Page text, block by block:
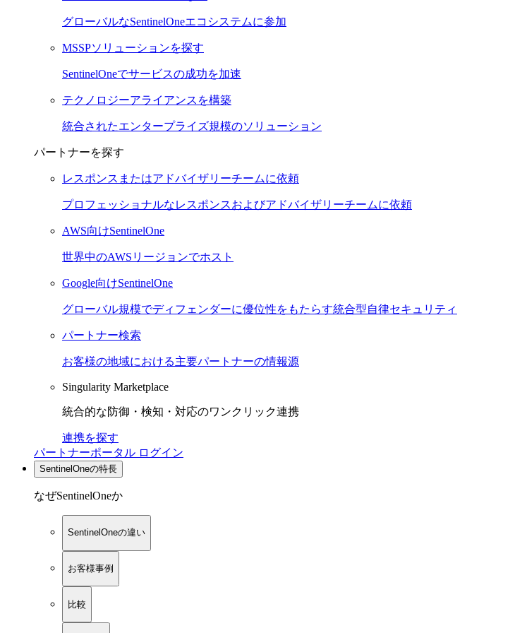
グローバルなSentinelOneエコシステムに参加
MSSPソリューションを探す
SentinelOneでサービスの成功を加速
テクノロジーアライアンスを構築
統合されたエンタープライズ規模のソリューション
パートナーを探す
レスポンスまたはアドバイザリーチームに依頼
プロフェッショナルなレスポンスおよびアドバイザリーチームに依頼
AWS向けSentinelOne
世界中のAWSリージョンでホスト
Google向けSentinelOne
グローバル規模でディフェンダーに優位性をもたらす統合型自律セキュリティ
パートナー検索
お客様の地域における主要パートナーの情報源
Singularity Marketplace
統合的な防御・検知・対応のワンクリック連携
連携を探す
パートナーポータル ログイン
SentinelOneの特長
なぜSentinelOneか
SentinelOneの違い
お客様事例
比較